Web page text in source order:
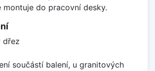
montuje do pracovní desky.
dřez
součástí balení, u granitových